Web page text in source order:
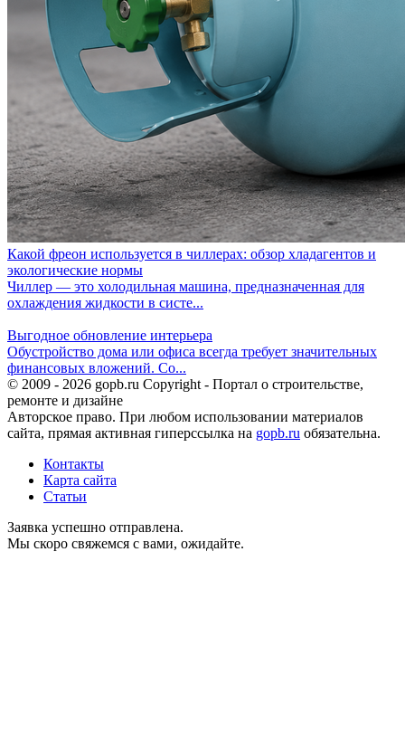
Какой фреон используется в чиллерах: обзор хладагентов и
экологические нормы
Чиллер — это холодильная машина, предназначенная для
охлаждения жидкости в систе...
Выгодное обновление интерьера
Обустройство дома или офиса всегда требует значительных
финансовых вложений. Со...
© 2009 - 2026 gopb.ru Copyright - Портал о строительстве,
ремонте и дизайне
Авторское право. При любом использовании материалов
сайта, прямая активная гиперссылка на gopb.ru обязательна.
Контакты
Карта сайта
Статьи
Заявка успешно отправлена.
Мы скоро свяжемся с вами, ожидайте.